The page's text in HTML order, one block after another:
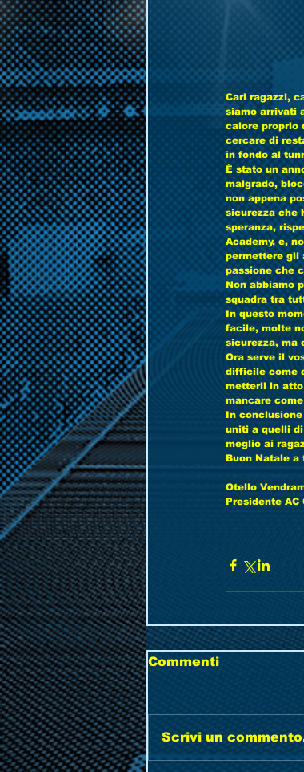
Cari ragazzi,
siamo arrivati
calore proprio
cercare di
in fondo al
È stato un
malgrado,
non appena
sicurezza che
speranza,
Academy, e,
permettere gli
passione che
Non abbiamo
squadra tra
In questo
facile, molte
sicurezza, ma
Ora serve il
difficile come
metterli in atto
mancare
In
uniti a quelli
meglio ai
Buon Natale a
Otello
Presidente AC
Commenti
Scrivi un